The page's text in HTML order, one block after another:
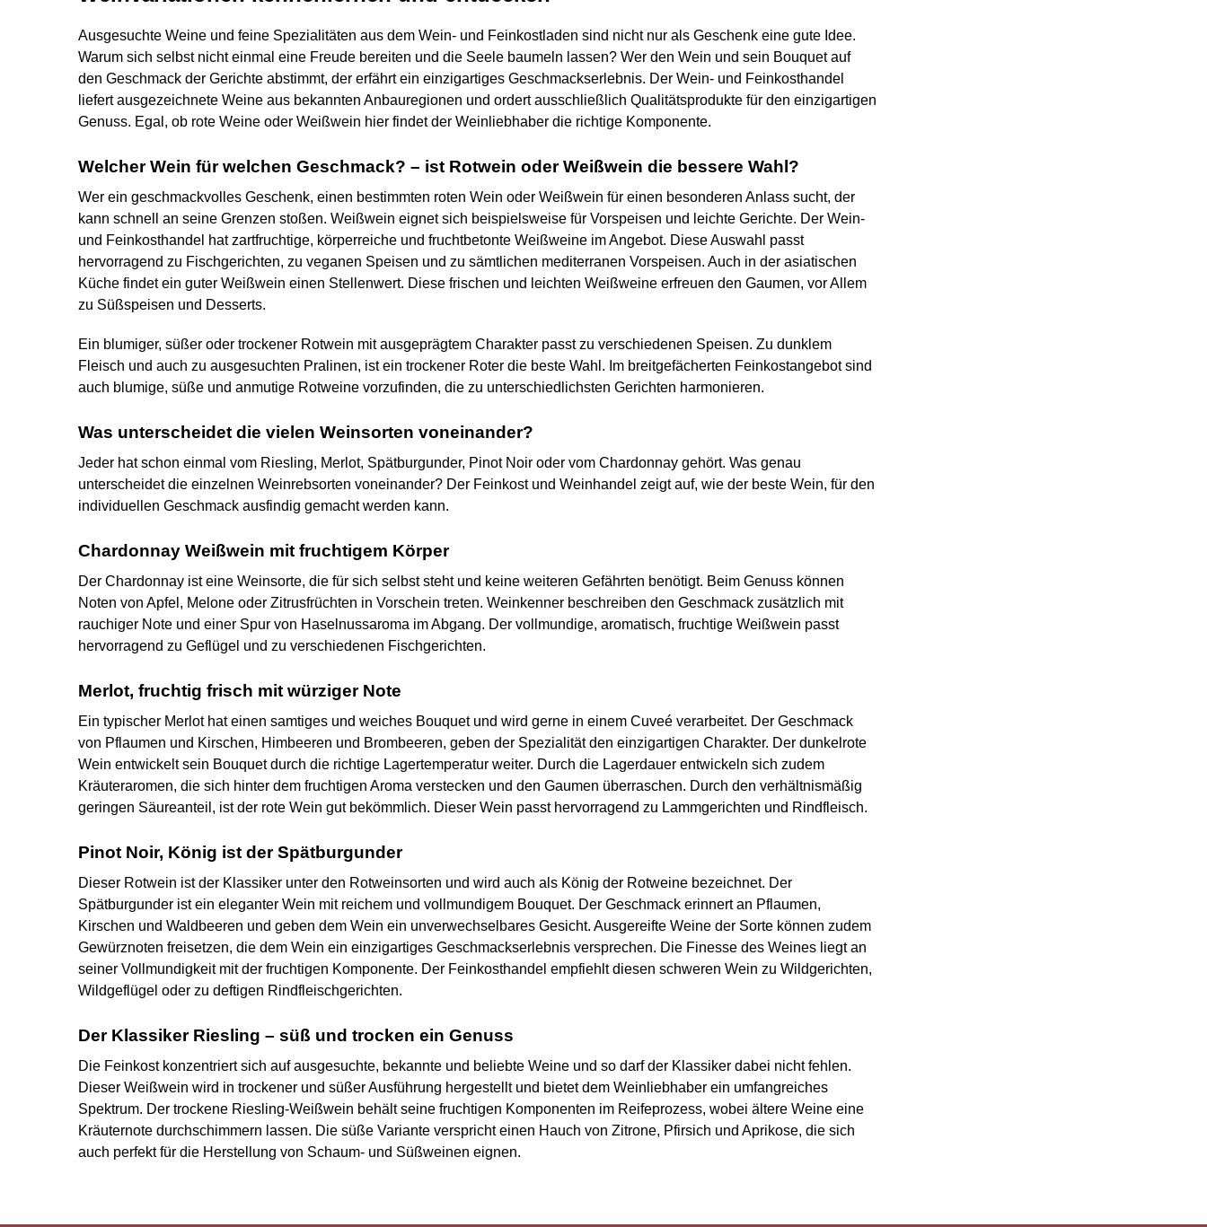
Ausgesuchte Weine und feine Spezialitäten aus dem Wein- und Feinkostladen sind nicht nur als Geschenk eine gute Idee.
Warum sich selbst nicht einmal eine Freude bereiten und die Seele baumeln lassen? Wer den Wein und sein Bouquet auf
den Geschmack der Gerichte abstimmt, der erfährt ein einzigartiges Geschmackserlebnis. Der Wein- und Feinkosthandel
liefert ausgezeichnete Weine aus bekannten Anbauregionen und ordert ausschließlich Qualitätsprodukte für den einzigartigen
Genuss. Egal, ob rote Weine oder Weißwein hier findet der Weinliebhaber die richtige Komponente.
Welcher Wein für welchen Geschmack? – ist Rotwein oder Weißwein die bessere Wahl?
Wer ein geschmackvolles Geschenk, einen bestimmten roten Wein oder Weißwein für einen besonderen Anlass sucht, der
kann schnell an seine Grenzen stoßen. Weißwein eignet sich beispielsweise für Vorspeisen und leichte Gerichte. Der Wein-
und Feinkosthandel hat zartfruchtige, körperreiche und fruchtbetonte Weißweine im Angebot. Diese Auswahl passt
hervorragend zu Fischgerichten, zu veganen Speisen und zu sämtlichen mediterranen Vorspeisen. Auch in der asiatischen
Küche findet ein guter Weißwein einen Stellenwert. Diese frischen und leichten Weißweine erfreuen den Gaumen, vor Allem
zu Süßspeisen und Desserts.
Ein blumiger, süßer oder trockener Rotwein mit ausgeprägtem Charakter passt zu verschiedenen Speisen. Zu dunklem
Fleisch und auch zu ausgesuchten Pralinen, ist ein trockener Roter die beste Wahl. Im breitgefächerten Feinkostangebot sind
auch blumige, süße und anmutige Rotweine vorzufinden, die zu unterschiedlichsten Gerichten harmonieren.
Was unterscheidet die vielen Weinsorten voneinander?
Jeder hat schon einmal vom Riesling, Merlot, Spätburgunder, Pinot Noir oder vom Chardonnay gehört. Was genau
unterscheidet die einzelnen Weinrebsorten voneinander? Der Feinkost und Weinhandel zeigt auf, wie der beste Wein, für den
individuellen Geschmack ausfindig gemacht werden kann.
Chardonnay Weißwein mit fruchtigem Körper
Der Chardonnay ist eine Weinsorte, die für sich selbst steht und keine weiteren Gefährten benötigt. Beim Genuss können
Noten von Apfel, Melone oder Zitrusfrüchten in Vorschein treten. Weinkenner beschreiben den Geschmack zusätzlich mit
rauchiger Note und einer Spur von Haselnussaroma im Abgang. Der vollmundige, aromatisch, fruchtige Weißwein passt
hervorragend zu Geflügel und zu verschiedenen Fischgerichten.
Merlot, fruchtig frisch mit würziger Note
Ein typischer Merlot hat einen samtiges und weiches Bouquet und wird gerne in einem Cuveé verarbeitet. Der Geschmack
von Pflaumen und Kirschen, Himbeeren und Brombeeren, geben der Spezialität den einzigartigen Charakter. Der dunkelrote
Wein entwickelt sein Bouquet durch die richtige Lagertemperatur weiter. Durch die Lagerdauer entwickeln sich zudem
Kräuteraromen, die sich hinter dem fruchtigen Aroma verstecken und den Gaumen überraschen. Durch den verhältnismäßig
geringen Säureanteil, ist der rote Wein gut bekömmlich. Dieser Wein passt hervorragend zu Lammgerichten und Rindfleisch.
Pinot Noir, König ist der Spätburgunder
Dieser Rotwein ist der Klassiker unter den Rotweinsorten und wird auch als König der Rotweine bezeichnet. Der
Spätburgunder ist ein eleganter Wein mit reichem und vollmundigem Bouquet. Der Geschmack erinnert an Pflaumen,
Kirschen und Waldbeeren und geben dem Wein ein unverwechselbares Gesicht. Ausgereifte Weine der Sorte können zudem
Gewürznoten freisetzen, die dem Wein ein einzigartiges Geschmackserlebnis versprechen. Die Finesse des Weines liegt an
seiner Vollmundigkeit mit der fruchtigen Komponente. Der Feinkosthandel empfiehlt diesen schweren Wein zu Wildgerichten,
Wildgeflügel oder zu deftigen Rindfleischgerichten.
Der Klassiker Riesling – süß und trocken ein Genuss
Die Feinkost konzentriert sich auf ausgesuchte, bekannte und beliebte Weine und so darf der Klassiker dabei nicht fehlen.
Dieser Weißwein wird in trockener und süßer Ausführung hergestellt und bietet dem Weinliebhaber ein umfangreiches
Spektrum. Der trockene Riesling-Weißwein behält seine fruchtigen Komponenten im Reifeprozess, wobei ältere Weine eine
Kräuternote durchschimmern lassen. Die süße Variante verspricht einen Hauch von Zitrone, Pfirsich und Aprikose, die sich
auch perfekt für die Herstellung von Schaum- und Süßweinen eignen.